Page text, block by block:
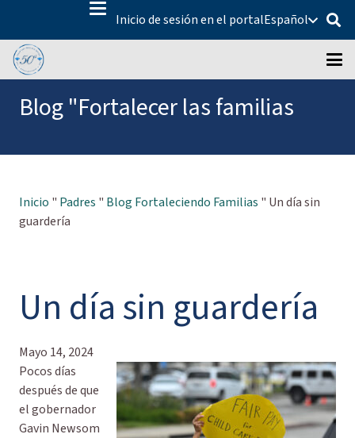
Inicio de sesión en el portalEspañol
Blog "Fortalecer las familias
Inicio " Padres " Blog Fortaleciendo Familias " Un día sin
guardería
Un día sin guardería
Mayo 14, 2024
Pocos días
después de que
el gobernador
Gavin Newsom